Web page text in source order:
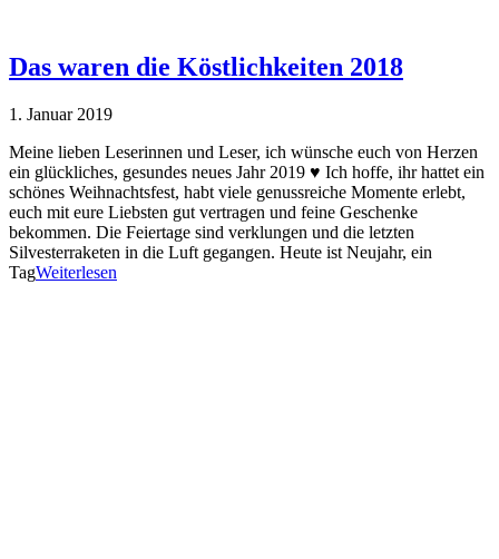
Das waren die Köstlichkeiten 2018
1. Januar 2019
Meine lieben Leserinnen und Leser, ich wünsche euch von Herzen
ein glückliches, gesundes neues Jahr 2019 ♥ Ich hoffe, ihr hattet ein
schönes Weihnachtsfest, habt viele genussreiche Momente erlebt,
euch mit eure Liebsten gut vertragen und feine Geschenke
bekommen. Die Feiertage sind verklungen und die letzten
Silvesterraketen in die Luft gegangen. Heute ist Neujahr, ein
TagWeiterlesen